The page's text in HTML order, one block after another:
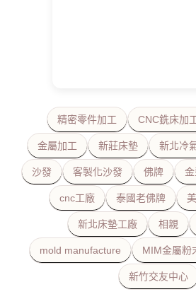
精密零件加工 CNC銑床加
金屬加工 新莊床墊 新北冷
沙發 客製化沙發 佛牌
cnc工廠 泰國老佛牌
新北床墊工廠 相親
mold manufacture MIM金屬粉
新竹交友中心